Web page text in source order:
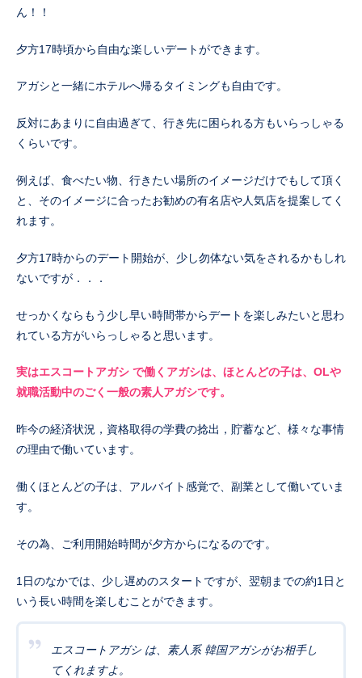
ん！！
夕方17時頃から自由な楽しいデートができます。
アガシと一緒にホテルへ帰るタイミングも自由です。
反対にあまりに自由過ぎて、行き先に困られる方もいらっしゃる
くらいです。
例えば、食べたい物、行きたい場所のイメージだけでもして頂く
と、そのイメージに合ったお勧めの有名店や人気店を提案してく
れます。
夕方17時からのデート開始が、少し勿体ない気をされるかもしれ
ないですが．．．
せっかくならもう少し早い時間帯からデートを楽しみたいと思わ
れている方がいらっしゃると思います。
実はエスコートアガシ で働くアガシは、ほとんどの子は、OLや
就職活動中のごく一般の素人アガシです。
昨今の経済状況，資格取得の学費の捻出，貯蓄など、様々な事情
の理由で働いています。
働くほとんどの子は、アルバイト感覚で、副業として働いていま
す。
その為、ご利用開始時間が夕方からになるのです。
1日のなかでは、少し遅めのスタートですが、翌朝までの約1日と
いう長い時間を楽しむことができます。
エスコートアガシ は、素人系 韓国アガシがお相手し
てくれますよ。